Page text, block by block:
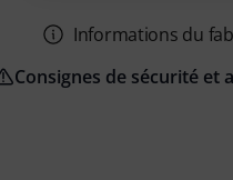
Informations du
Consignes de sécurité et